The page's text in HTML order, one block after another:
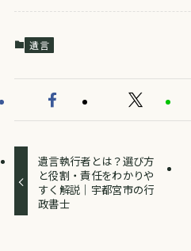
遺言
遺言執行者とは？選び方
と役割・責任をわかりや
すく解説｜宇都宮市の行
政書士